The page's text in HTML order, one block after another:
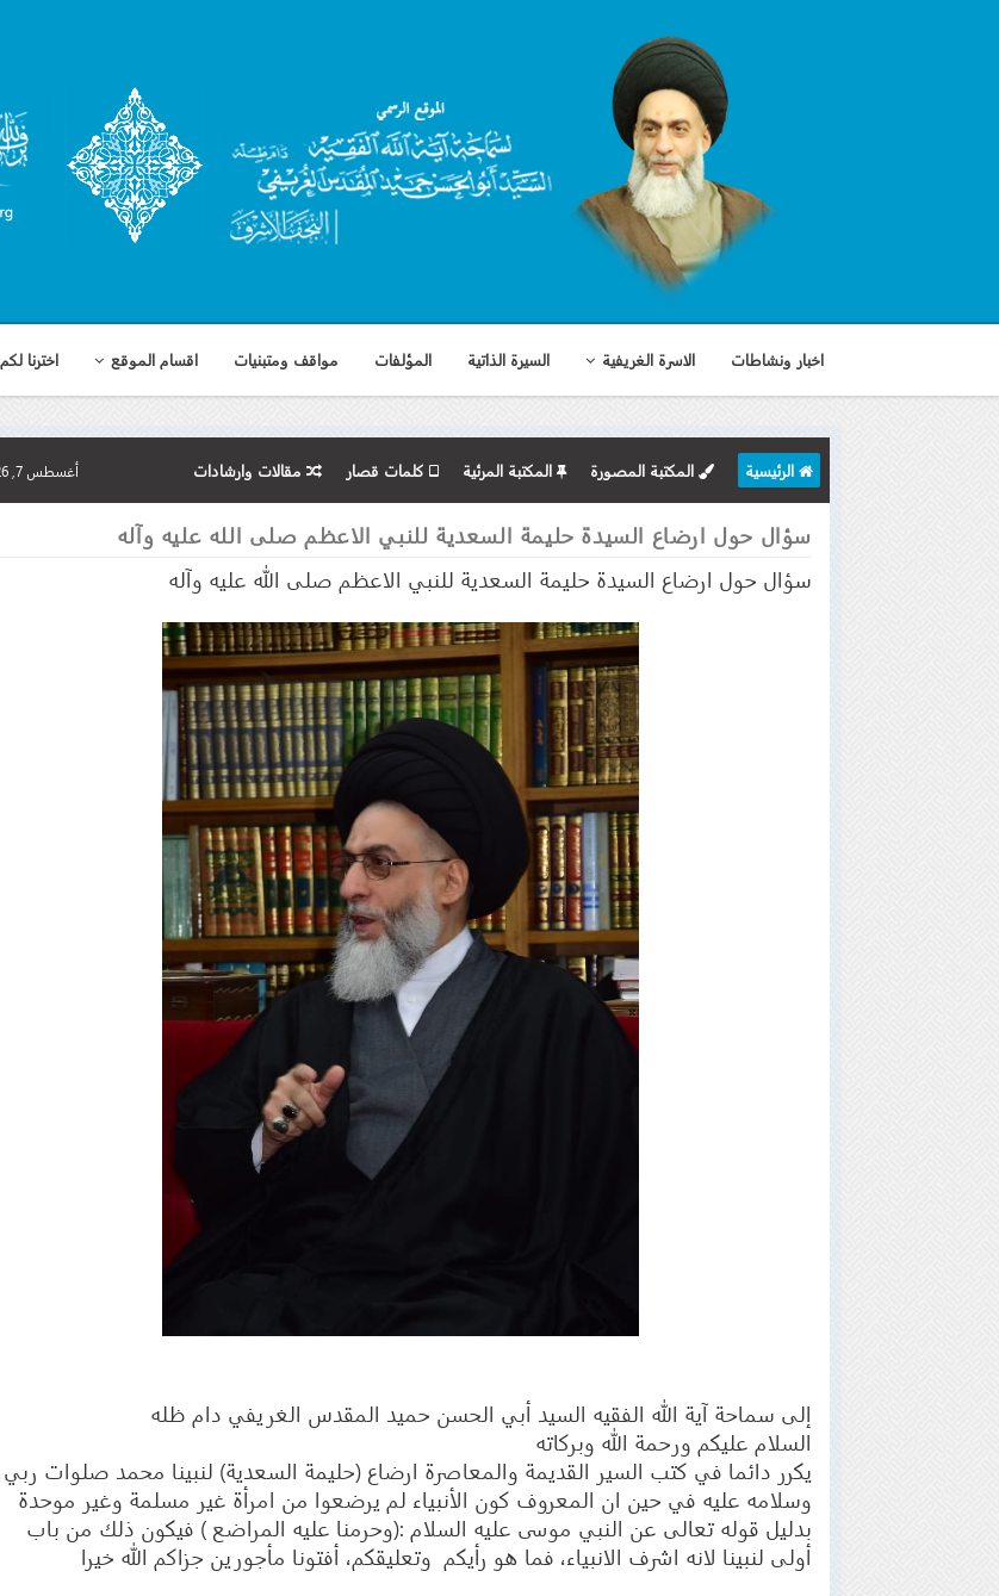
اخبار ونشاطات الاسرة الغريفية السيرة الذاتية المؤلفات مواقف ومتبنيات اقسام الموقع اخترنا لكم
الرئيسية المكتبة المصورة المكتبة المرئية كلمات قصار مقالات وارشادات أغسطس 7, 2026
سؤال حول ارضاع السيدة حليمة السعدية للنبي الاعظم صلى الله عليه وآله
سؤال حول ارضاع السيدة حليمة السعدية للنبي الاعظم صلى الله عليه وآله
إلى سماحة آية الله الفقيه السيد أبي الحسن حميد المقدس الغريفي دام ظله
السلام عليكم ورحمة الله وبركاته
يكرر دائما في كتب السير القديمة والمعاصرة ارضاع (حليمة السعدية) لنبينا محمد صلوات ربي
وسلامه عليه في حين ان المعروف كون الأنبياء لم يرضعوا من امرأة غير مسلمة وغير موحدة
بدليل قوله تعالى عن النبي موسى عليه السلام :(وحرمنا عليه المراضع ) فيكون ذلك من باب
أولى لنبينا لانه اشرف الانبياء، فما هو رأيكم وتعليقكم، أفتونا مأجورين جزاكم الله خيرا